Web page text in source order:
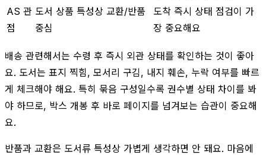
AS 관
점
도서 상품 특성상 교환/반품
중심
도착 즉시 상태 점검이 가
장 중요해요
배송 관련해서는 수령 후 즉시 외관 상태를 확인하는 것이 좋아
요. 도서는 표지 찍힘, 모서리 구김, 내지 훼손, 누락 여부를 빠르
게 체크해야 해요. 특히 묶음 구성일수록 권수별 상태 차이를 봐
야 하므로, 박스 개봉 후 바로 페이지를 넘겨보는 습관이 중요해
요.
반품과 교환은 도서류 특성상 가볍게 생각하면 안 돼요. 마음에